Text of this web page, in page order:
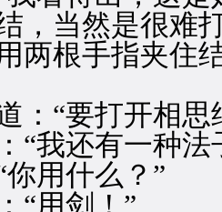
当然是很难
根手指夹住结
“要打开相思
我还有一种法
用什么？”
用剑！”